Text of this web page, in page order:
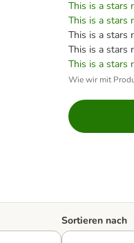
This is a stars
This is a stars
This is a stars
This is a stars
This is a stars
Wie wir mit
Sortieren nach